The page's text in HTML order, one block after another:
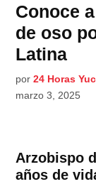
Conoce
de oso
Latina
por 24 Horas
marzo 3, 2025
Arzobispo
años de